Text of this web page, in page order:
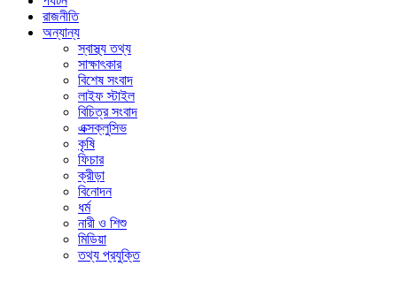
রাজনীতি
অন্যান্য
স্বাস্থ্য তথ্য
সাক্ষাৎকার
বিশেষ সংবাদ
লাইফ স্টাইল
বিচিত্র সংবাদ
এক্সক্লুসিভ
কৃষি
ফিচার
ক্রীড়া
বিনোদন
ধর্ম
নারী ও শিশু
মিডিয়া
তথ্য প্রযুক্তি